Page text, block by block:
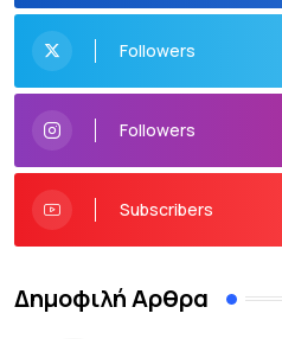
Followers
Followers
Subscribers
Δημοφιλή Αρθρα